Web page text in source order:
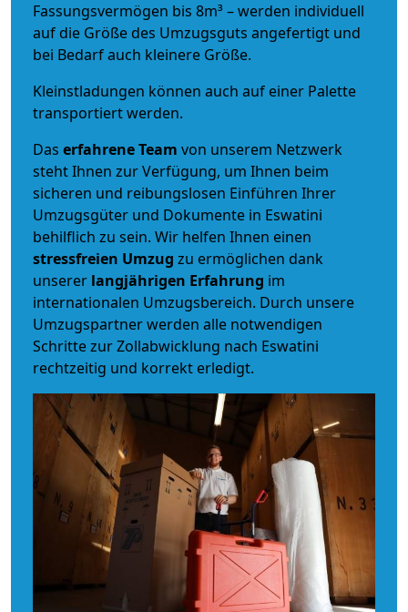
Fassungsvermögen bis 8m³ – werden individuell
auf die Größe des Umzugsguts angefertigt und
bei Bedarf auch kleinere Größe.
Kleinstladungen können auch auf einer Palette
transportiert werden.
Das erfahrene Team von unserem Netzwerk
steht Ihnen zur Verfügung, um Ihnen beim
sicheren und reibungslosen Einführen Ihrer
Umzugsgüter und Dokumente in Eswatini
behilflich zu sein. Wir helfen Ihnen einen
stressfreien Umzug zu ermöglichen dank
unserer langjährigen Erfahrung im
internationalen Umzugsbereich. Durch unsere
Umzugspartner werden alle notwendigen
Schritte zur Zollabwicklung nach Eswatini
rechtzeitig und korrekt erledigt.